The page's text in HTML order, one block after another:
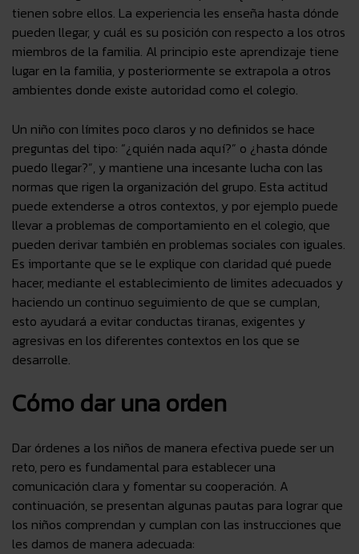
tienen sobre ellos. La experiencia les enseña hasta dónde
pueden llegar, y cuál es su posición con respecto a los otros
miembros de la familia. Al principio este aprendizaje tiene
lugar en la familia, y posteriormente se extrapola a otros
ambientes donde existe autoridad como el colegio.
Un niño con límites poco claros y no definidos se hace
preguntas del tipo: “¿quién nada aquí?” o ¿hasta dónde
puedo llegar?”, y mantiene una incesante lucha con las
normas que rigen la organización del grupo. Esta actitud
puede extenderse a otros contextos, y por ejemplo puede
llevar a problemas de comportamiento en el colegio, que
pueden derivar también en problemas sociales con iguales.
Es importante que se le explique con claridad qué puede
hacer, mediante el establecimiento de limites adecuados y
haciendo un continuo seguimiento de que se cumplan,
esto ayudará a evitar conductas tiranas, exigentes y
agresivas en los diferentes contextos en los que se
desarrolle.
Cómo dar una orden
Dar órdenes a los niños de manera efectiva puede ser un
reto, pero es fundamental para establecer una
comunicación clara y fomentar su cooperación. A
continuación, se presentan algunas pautas para lograr que
los niños comprendan y cumplan con las instrucciones que
les damos de manera adecuada: